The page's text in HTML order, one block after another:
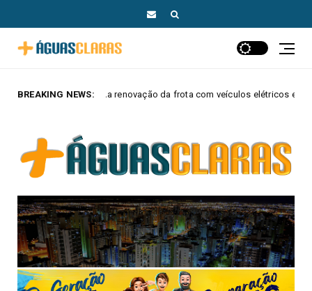
BREAKING NEWS:
da frota com veículos elétricos e híbridos MAIS AGUAS